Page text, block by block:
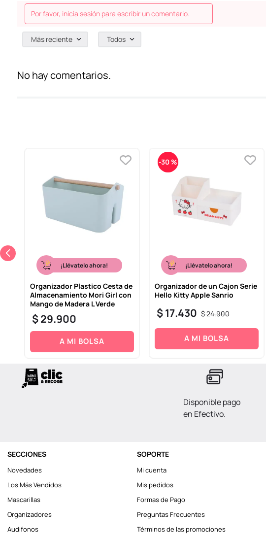
Por favor, inicia sesión para escribir un comentario.
Más reciente Todos
No hay comentarios.
¡Llévatelo ahora!
Organizador Plastico Cesta de
Almacenamiento Mori Girl con
Mango de Madera L Verde
$29.900
A MI BOLSA
-30 %
¡Llévatelo ahora!
Organizador de un Cajon Serie
Hello Kitty Apple Sanrio
$24.900
$17.430
A MI BOLSA
Disponible pago
en Efectivo.
SECCIONES
Novedades
Los Más Vendidos
Mascarillas
Organizadores
Audifonos
SOPORTE
Mi cuenta
Mis pedidos
Formas de Pago
Preguntas Frecuentes
Términos de las promociones